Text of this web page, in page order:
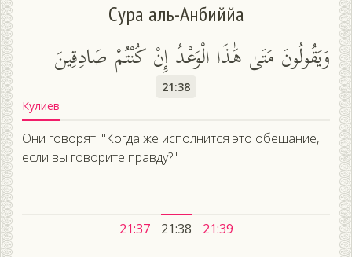
Сура аль-Анбиййа
وَيَقُولُونَ مَتَىٰ هَٰذَا الْوَعْدُ إِنْ كُنْتُمْ صَادِقِينَ
21:38
Кулиев
Они говорят: "Когда же исполнится это обещание,
если вы говорите правду?"
21:37 21:38 21:39